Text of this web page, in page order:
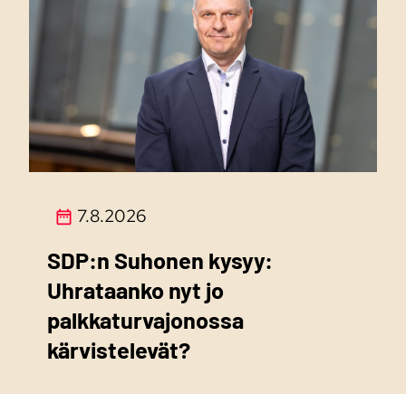
7.8.2026
SDP:n Suhonen kysyy:
Uhrataanko nyt jo
palkkaturvajonossa
kärvistelevät?